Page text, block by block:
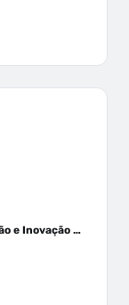
Liga Acadêmica de Gestão e Inovação Médica - LAGIM